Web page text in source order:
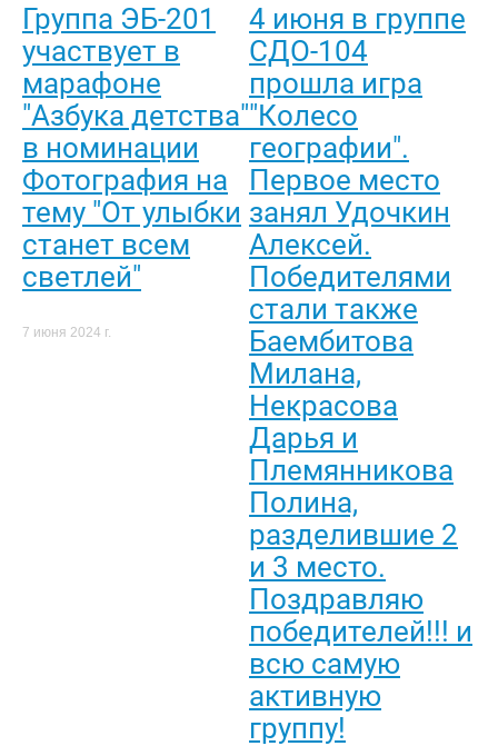
Группа ЭБ-201
участвует в
марафоне
"Азбука детства"
в номинации
Фотография на
тему "От улыбки
станет всем
светлей"
7 июня 2024 г.
4 июня в группе
СДО-104
прошла игра
"Колесо
географии".
Первое место
занял Удочкин
Алексей.
Победителями
стали также
Баембитова
Милана,
Некрасова
Дарья и
Племянникова
Полина,
разделившие 2
и 3 место.
Поздравляю
победителей!!! и
всю самую
активную
группу!